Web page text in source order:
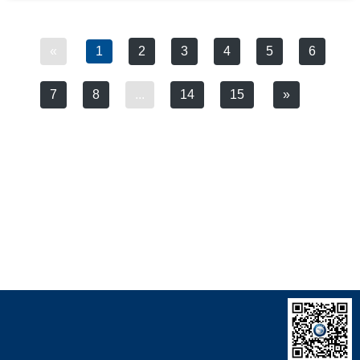
« 1 2 3 4 5 6
7 8 ... 14 15 »